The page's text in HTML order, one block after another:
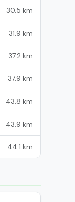
30.5 km
31.9 km
37.2 km
37.9 km
43.8 km
43.9 km
44.1 km